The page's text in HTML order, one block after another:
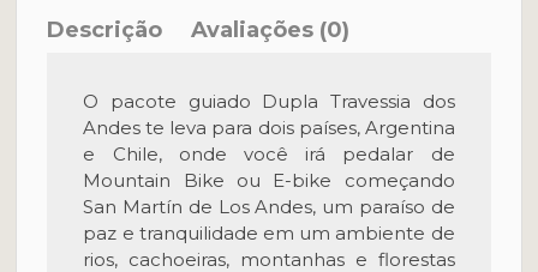
Descrição Avaliações (0)
O pacote guiado Dupla Travessia dos
Andes te leva para dois países, Argentina
e Chile, onde você irá pedalar de
Mountain Bike ou E-bike começando
San Martín de Los Andes, um paraíso de
paz e tranquilidade em um ambiente de
rios, cachoeiras, montanhas e florestas